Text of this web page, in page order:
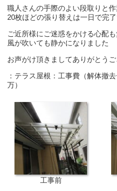
職人さんの手際のよい段取りと
20枚ほどの張り替えは一日で完
ご近所様にご迷惑をかける心配も
風が吹いても静かになりました
お声がけ頂きましてありがとう
：テラス屋根：工事費（解体撤
万）
工事前